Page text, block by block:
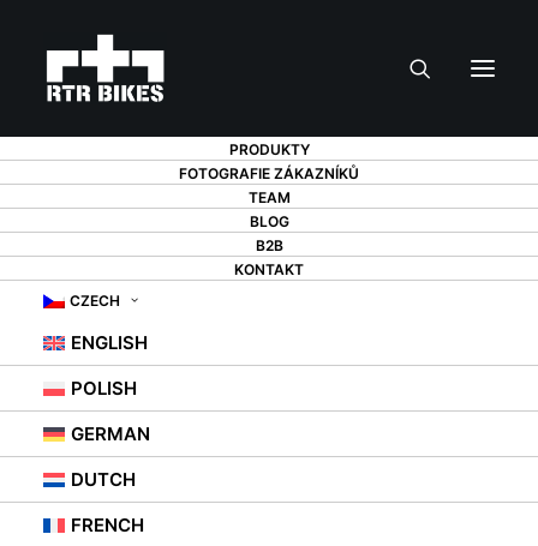
PRODUKTY
FOTOGRAFIE ZÁKAZNÍKŮ
TEAM
BLOG
B2B
KONTAKT
CZECH
ENGLISH
POLISH
GERMAN
DUTCH
FRENCH
VÝMĚNA ŘETĚZU
NA JÍZDNÍM KOLE -
JAK NA TO?
18. 7. 2021